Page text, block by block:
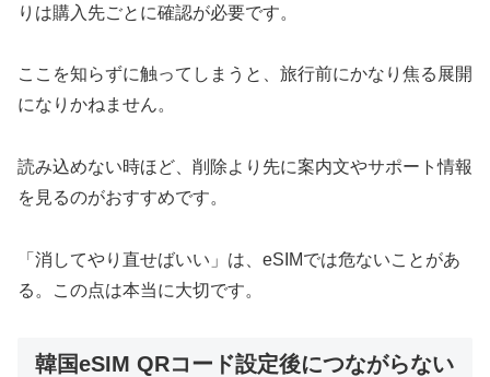
りは購入先ごとに確認が必要です。
ここを知らずに触ってしまうと、旅行前にかなり焦る展開
になりかねません。
読み込めない時ほど、削除より先に案内文やサポート情報
を見るのがおすすめです。
「消してやり直せばいい」は、eSIMでは危ないことがあ
る。この点は本当に大切です。
韓国eSIM QRコード設定後につながらない